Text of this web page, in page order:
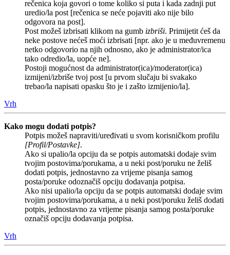
rečenica koja govori o tome koliko si puta i kada zadnji put
uredio/la post [rečenica se neće pojaviti ako nije bilo
odgovora na post].
Post možeš izbrisati klikom na gumb izbriši. Primijetit ćeš da
neke postove nećeš moći izbrisati [npr. ako je u međuvremenu
netko odgovorio na njih odnosno, ako je administrator/ica
tako odredio/la, uopće ne].
Postoji mogućnost da administrator(ica)/moderator(ica)
izmijeni/izbriše tvoj post [u prvom slučaju bi svakako
trebao/la napisati opasku što je i zašto izmijenio/la].
Vrh
Kako mogu dodati potpis?
Potpis možeš napraviti/uređivati u svom korisničkom profilu
[Profil/Postavke].
Ako si upalio/la opciju da se potpis automatski dodaje svim
tvojim postovima/porukama, a u neki post/poruku ne želiš
dodati potpis, jednostavno za vrijeme pisanja samog
posta/poruke odoznačiš opciju dodavanja potpisa.
Ako nisi upalio/la opciju da se potpis automatski dodaje svim
tvojim postovima/porukama, a u neki post/poruku želiš dodati
potpis, jednostavno za vrijeme pisanja samog posta/poruke
označiš opciju dodavanja potpisa.
Vrh